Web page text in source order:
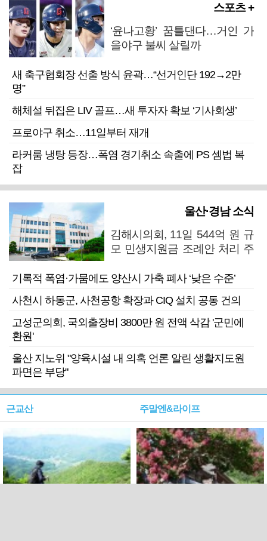
스포츠 +
‘윤나고황’ 꿈틀댄다…거인 가
을야구 불씨 살릴까
새 축구협회장 선출 방식 윤곽…“선거인단 192→2만
명”
해체설 뒤집은 LIV 골프…새 투자자 확보 ‘기사회생’
프로야구 취소…11일부터 재개
라커룸 냉탕 등장…폭염 경기취소 속출에 PS 셈법 복
잡
울산·경남 소식
김해시의회, 11일 544억 원 규
모 민생지원금 조례안 처리 주
기록적 폭염·가뭄에도 양산시 가축 폐사 ‘낮은 수준’
사천시 하동군, 사천공항 확장과 CIQ 설치 공동 건의
고성군의회, 국외출장비 3800만 원 전액 삭감 '군민에
환원'
울산 지노위 "양육시설 내 의혹 언론 알린 생활지도원
파면은 부당"
근교산 주말엔&라이프